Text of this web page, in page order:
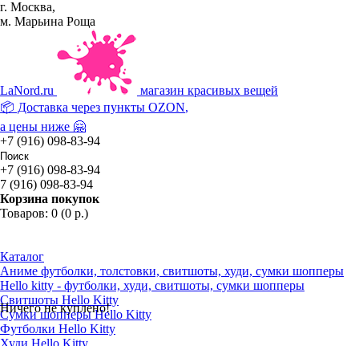
г. Москва,
м. Марьина Роща
LaNord.ru
магазин красивых вещей
📦 Доставка через пункты OZON,
а цены ниже 🤗
+7 (916) 098-83-94
+7 (916) 098-83-94
7 (916) 098-83-94
Корзина покупок
Товаров: 0 (0 р.)
Ничего не куплено!
Каталог
Аниме футболки, толстовки, свитшоты, худи, сумки шопперы
Hello kitty - футболки, худи, свитшоты, сумки шопперы
Свитшоты Hello Kitty
Сумки шопперы Hello Kitty
Футболки Hello Kitty
Худи Hello Kitty